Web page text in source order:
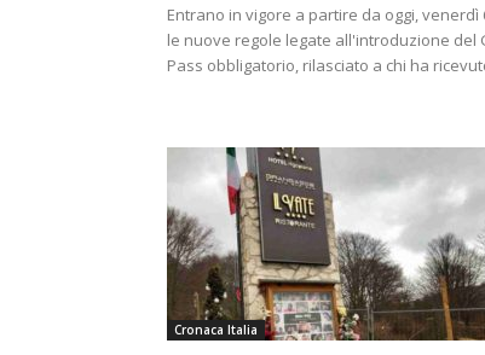
Entrano in vigore a partire da oggi, venerdì
le nuove regole legate all'introduzione del
Pass obbligatorio, rilasciato a chi ha
Cronaca Italia